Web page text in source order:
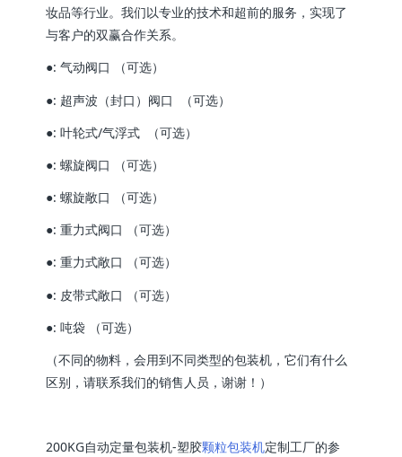
妆品等行业。我们以专业的技术和超前的服务，实现了
与客户的双赢合作关系。
●: 气动阀口 （可选）
●: 超声波（封口）阀口 （可选）
●: 叶轮式/气浮式 （可选）
●: 螺旋阀口 （可选）
●: 螺旋敞口 （可选）
●: 重力式阀口 （可选）
●: 重力式敞口 （可选）
●: 皮带式敞口 （可选）
●: 吨袋 （可选）
（不同的物料，会用到不同类型的包装机，它们有什么
区别，请联系我们的销售人员，谢谢！）
200KG自动定量包装机-塑胶颗粒包装机定制工厂的参